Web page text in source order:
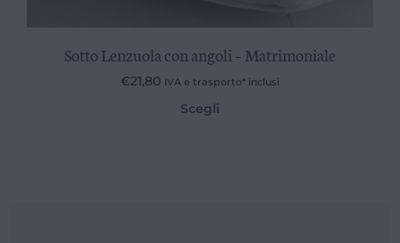
Sotto Lenzuola con angoli – Matrimoniale
€21,80 IVA e trasporto* inclusi
Scegli